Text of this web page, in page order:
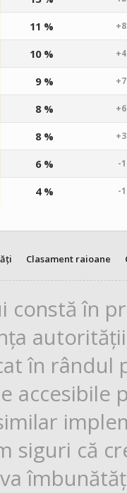
11 %
10 %
9 %
8 %
8 %
6 % -
4 % -
Clasament raioane
constă în
în rândul
siguri că